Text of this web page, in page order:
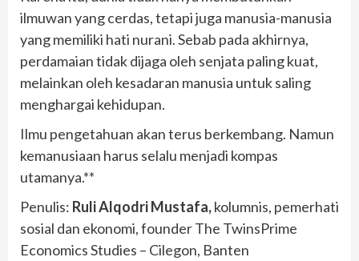
ilmuwan yang cerdas, tetapi juga manusia-manusia
yang memiliki hati nurani. Sebab pada akhirnya,
perdamaian tidak dijaga oleh senjata paling kuat,
melainkan oleh kesadaran manusia untuk saling
menghargai kehidupan.
Ilmu pengetahuan akan terus berkembang. Namun
kemanusiaan harus selalu menjadi kompas
utamanya.**
Penulis: Ruli Alqodri Mustafa,kolumnis, pemerhati
sosial dan ekonomi, founder The TwinsPrime
Economics Studies – Cilegon, Banten